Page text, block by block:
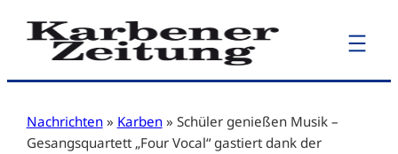
Zum
Inhalt
Nachrichten » Karben » Schüler genießen Musik –
Gesangsquartett „Four Vocal“ gastiert dank der